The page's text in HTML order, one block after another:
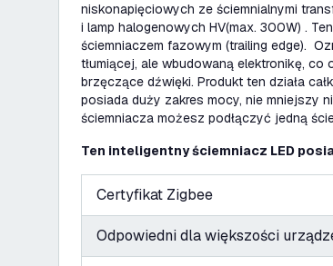
niskonapięciowych ze ściemnialnymi
i lamp halogenowych HV(max. 300W) .
ściemniaczem fazowym (trailing edge).
tłumiącej, ale wbudowaną elektronikę,
brzęczące dźwięki. Produkt ten działa
posiada duży zakres mocy, nie
ściemniacza możesz podłączyć jedną
Ten inteligentny ściemniacz LED
Certyfikat Zigbee
Odpowiedni dla większości